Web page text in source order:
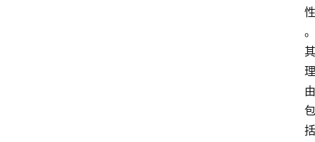
性
。
其
理
由
包
括